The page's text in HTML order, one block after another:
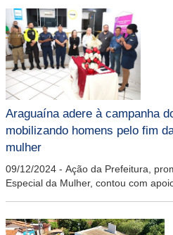
Araguaína adere à campanha
mobilizando homens pelo fim
mulher
09/12/2024 - Ação da Prefeitura,
Especial da Mulher, contou com